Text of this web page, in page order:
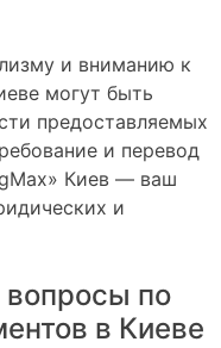
и вниманию к
могут быть
предоставляемых
и перевод
Киев — ваш
и
по
в Киеве